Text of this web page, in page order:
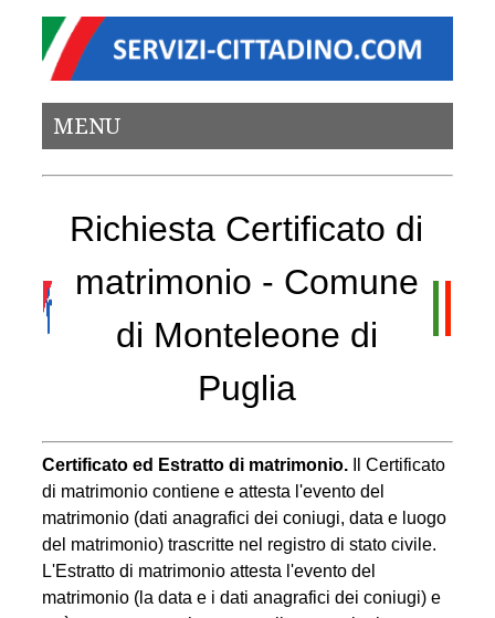
MENU
Richiesta Certificato di
matrimonio - Comune
di Monteleone di
Puglia
Certificato ed Estratto di matrimonio.
Il Certificato
di matrimonio contiene e attesta l'evento del
matrimonio (dati anagrafici dei coniugi, data e luogo
del matrimonio) trascritte nel registro di stato civile.
L'Estratto di matrimonio attesta l'evento del
matrimonio (la data e i dati anagrafici dei coniugi) e